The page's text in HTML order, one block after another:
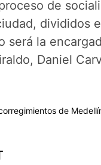
de
divididos
será la
Daniel
de